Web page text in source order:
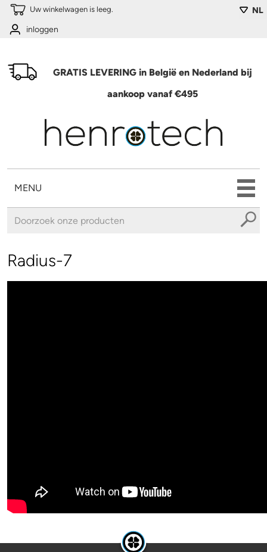
Overslaan en naar de algemene inhoud gaan NL
Uw winkelwagen is leeg.
inloggen
GRATIS LEVERING in België en Nederland bij
aankoop vanaf €495
MENU
Radius-7